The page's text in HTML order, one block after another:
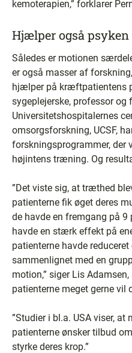
kemoterapien,” forklarer
Hjælper også psyken
Således er motionen
er også masser af
hjælper på kræftpatientens
sygeplejerske, professor og
Universitetshospitalernes
omsorgsforskning, UCSF,
forskningsprogrammer, der
højintens træning. Og
”Det viste sig, at træthed
patienterne fik øget deres
de havde en fremgang på
havde en stærk effekt på
patienterne havde
sammenlignet med en
motion,” siger Lis
patienterne meget gerne
”Studier i bl.a. USA viser, at
patienterne ønsker tilbud
styrke deres krop.”